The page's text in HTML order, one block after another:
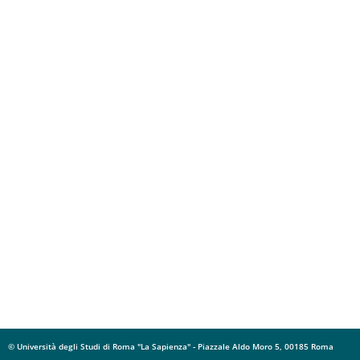
© Università degli Studi di Roma "La Sapienza" - Piazzale Aldo Moro 5, 00185 Roma